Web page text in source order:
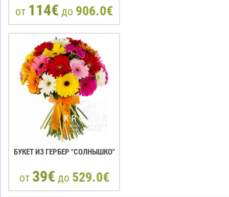
от 114€ до 906.0€
БУКЕТ ИЗ ГЕРБЕР "СОЛНЫШКО"
от 39€ до 529.0€